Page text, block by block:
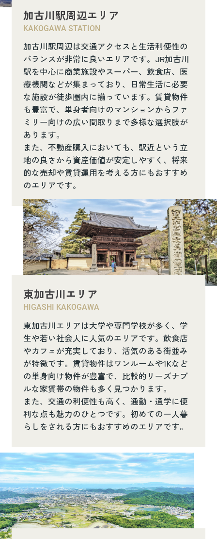
加古川駅周辺エリア
KAKOGAWA STATION
加古川駅周辺は交通アクセスと生活利便性の
バランスが非常に良いエリアです。JR加古川
駅を中心に商業施設やスーパー、飲食店、医
療機関などが集まっており、日常生活に必要
な施設が徒歩圏内に揃っています。賃貸物件
も豊富で、単身者向けのマンションからファ
ミリー向けの広い間取りまで多様な選択肢が
あります。
また、不動産購入においても、駅近という立
地の良さから資産価値が安定しやすく、将来
的な売却や賃貸運用を考える方にもおすすめ
のエリアです。
東加古川エリア
HIGASHI KAKOGAWA
東加古川エリアは大学や専門学校が多く、学
生や若い社会人に人気のエリアです。飲食店
やカフェが充実しており、活気のある街並み
が特徴です。賃貸物件はワンルームや1Kなど
の単身向け物件が豊富で、比較的リーズナブ
ルな家賃帯の物件も多く見つかります。
また、交通の利便性も高く、通勤・通学に便
利な点も魅力のひとつです。初めての一人暮
らしをされる方にもおすすめのエリアです。